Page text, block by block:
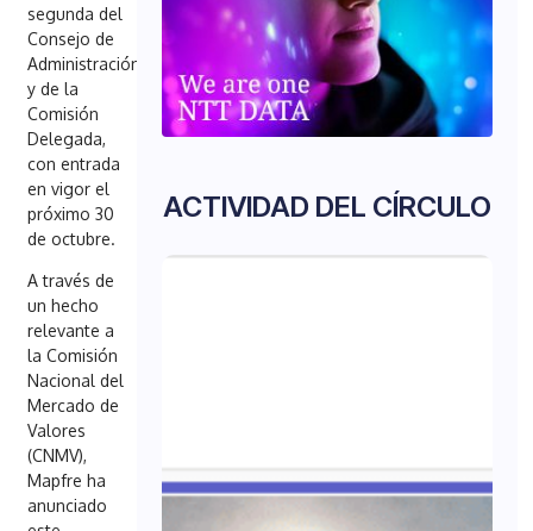
segunda del
Consejo de
Administración
y de la
Comisión
Delegada,
con entrada
en vigor el
próximo 30
de octubre.
A través de
un hecho
relevante a
la Comisión
Nacional del
Mercado de
Valores
(CNMV),
Mapfre ha
anunciado
ACTIVIDAD DEL CÍRCULO